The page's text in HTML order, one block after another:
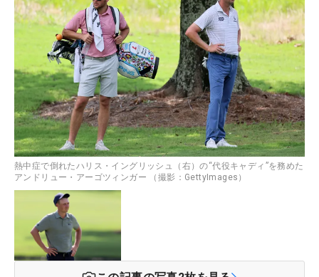
熱中症で倒れたハリス・イングリッシュ（右）の“代役キャディ”を務めた
アンドリュー・アーゴツィンガー （撮影：GettyImages）